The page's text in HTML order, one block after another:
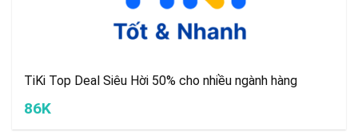
TiKi Top Deal Siêu Hời 50% cho nhiều ngành hàng
86K